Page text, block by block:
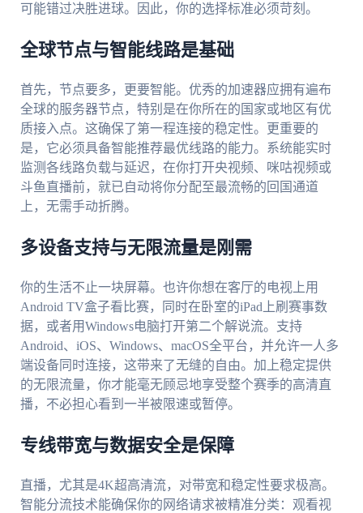
可能错过决胜进球。因此，你的选择标准必须苛刻。
全球节点与智能线路是基础
首先，节点要多，更要智能。优秀的加速器应拥有遍布
全球的服务器节点，特别是在你所在的国家或地区有优
质接入点。这确保了第一程连接的稳定性。更重要的
是，它必须具备智能推荐最优线路的能力。系统能实时
监测各线路负载与延迟，在你打开央视频、咪咕视频或
斗鱼直播前，就已自动将你分配至最流畅的回国通道
上，无需手动折腾。
多设备支持与无限流量是刚需
你的生活不止一块屏幕。也许你想在客厅的电视上用
Android TV盒子看比赛，同时在卧室的iPad上刷赛事数
据，或者用Windows电脑打开第二个解说流。支持
Android、iOS、Windows、macOS全平台，并允许一人多
端设备同时连接，这带来了无缝的自由。加上稳定提供
的无限流量，你才能毫无顾忌地享受整个赛季的高清直
播，不必担心看到一半被限速或暂停。
专线带宽与数据安全是保障
直播，尤其是4K超高清流，对带宽和稳定性要求极高。
智能分流技术能确保你的网络请求被精准分类：观看视